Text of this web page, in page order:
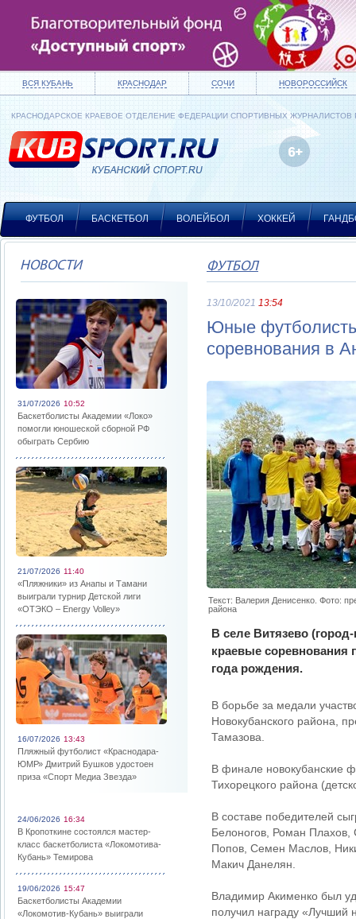
ВСЯ КУБАНЬ КРАСНОДАР СОЧИ НОВОРОССИЙСК
КРАСНОДАРСКОЕ КРАЕВОЕ ОТДЕЛЕНИЕ ФЕДЕРАЦИИ СПОРТИВНЫХ ЖУРНАЛИСТОВ
ФУТБОЛ БАСКЕТБОЛ ВОЛЕЙБОЛ ХОККЕЙ
НОВОСТИ
31/07/2026 10:52
Баскетболисты Академии «Локо»
помогли юношеской сборной РФ
обыграть Сербию
21/07/2026 11:40
«Пляжники» из Анапы и Тамани
выиграли турнир Детской лиги
«ОТЭКО – Energy Volley»
16/07/2026 13:43
Пляжный футболист «Краснодара-
ЮМР» Дмитрий Бушков удостоен
приза «Спорт Медиа Звезда»
24/06/2026 16:34
В Кропоткине состоялся мастер-
класс баскетболиста «Локомотива-
Кубань» Темирова
19/06/2026 15:47
Баскетболисты Академии
«Локомотив-Кубань» выиграли
ФУТБОЛ
13/10/2021 13:54
Юные футболисты
соревнования в
Текст: Валерия Денисенко. Фото:
района
В селе Витязево
краевые соревнования
года рождения.
В борьбе за медали
Новокубанского района,
Тамазова.
В финале новокубанские
Тихорецкого района
В составе победителей
Белоногов, Роман Плахов,
Попов, Семен Маслов,
Макич Данелян.
Владимир Акименко был
получил награду